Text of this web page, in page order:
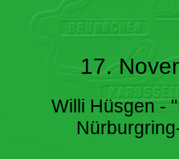
17.
Willi Hüsgen -